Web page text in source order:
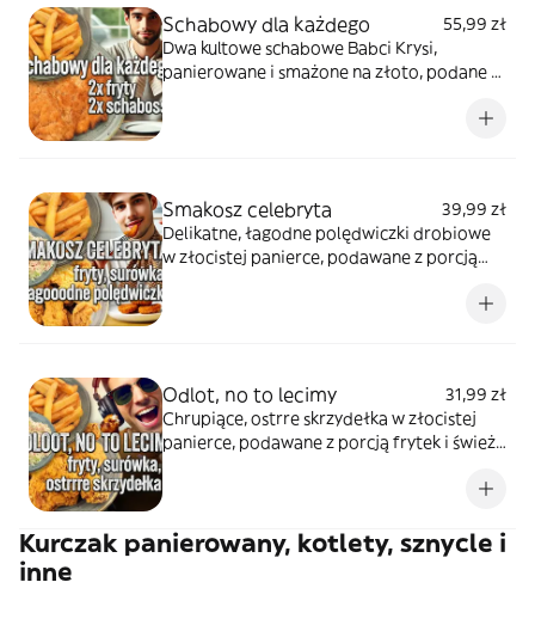
Schabowy dla każdego
55,99 zł
Dwa kultowe schabowe Babci Krysi,
panierowane i smażone na złoto, podane z
Smakosz celebryta
39,99 zł
Delikatne, łagodne polędwiczki drobiowe
w złocistej panierce, podawane z porcją
Odlot, no to lecimy
31,99 zł
Chrupiące, ostrre skrzydełka w złocistej
panierce, podawane z porcją frytek i świeżą
zestaw dla miłośników intensywnego smaku
Kurczak panierowany, kotlety, sznycle i
inne